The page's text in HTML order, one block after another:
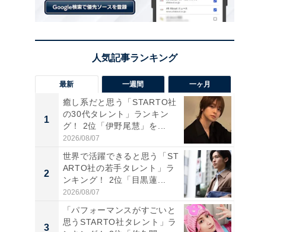
最新 一週間 一ヶ月
1
癒し系だと思う「STARTO社
の30代タレント」ランキン
グ！ 2位「伊野尾慧」を...
2026/08/07
2
世界で活躍できると思う「ST
ARTO社の若手タレント」ラ
ンキング！ 2位「目黒蓮...
2026/08/07
3
「パフォーマンスがすごいと
思うSTARTO社タレント」ラ